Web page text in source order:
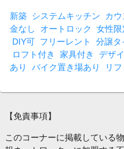
新築 システムキッチン カ
金なし
オートロック 女性限
DIY可 フリーレント 分譲タ
ロフト付き
家具付き デザ
あり
バイク置き場あり リ
【免責事項】
このコーナーに掲載している